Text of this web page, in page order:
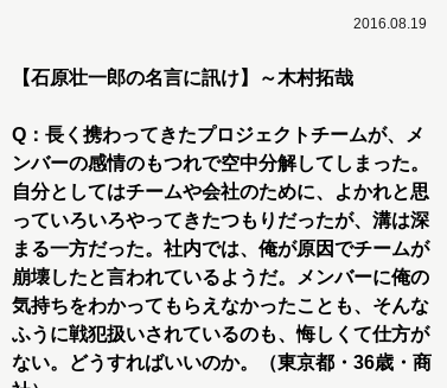
2016.08.19
【石原壮一郎の名言に訊け】～木村拓哉
Q：長く携わってきたプロジェクトチームが、メ
ンバーの感情のもつれで空中分解してしまった。
自分としてはチームや会社のために、よかれと思
っていろいろやってきたつもりだったが、溝は深
まる一方だった。社内では、俺が原因でチームが
崩壊したと言われているようだ。メンバーに俺の
気持ちをわかってもらえなかったことも、そんな
ふうに戦犯扱いされているのも、悔しくて仕方が
ない。どうすればいいのか。（東京都・36歳・商